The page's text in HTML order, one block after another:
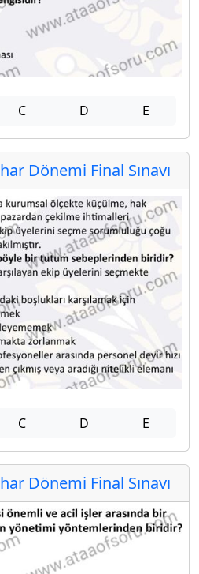
C D E
Dönemi Final Sınavı
C D E
Dönemi Final Sınavı